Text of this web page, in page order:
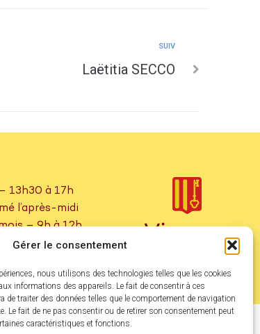
Gérer le consentement
nous utilisons des technologies telles que les cookies
informations des appareils. Le fait de consentir à ces
de traiter des données telles que le comportement de navigation
Le fait de ne pas consentir ou de retirer son consentement peut
caractéristiques et fonctions.
SUIV
Laëtitia SECCO
13h30 à 17h
l’après-midi
– 9h à 12h
vous.